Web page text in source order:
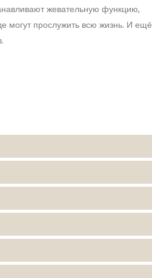
жевательную функцию,
могут прослужить всю жизнь. И ещё